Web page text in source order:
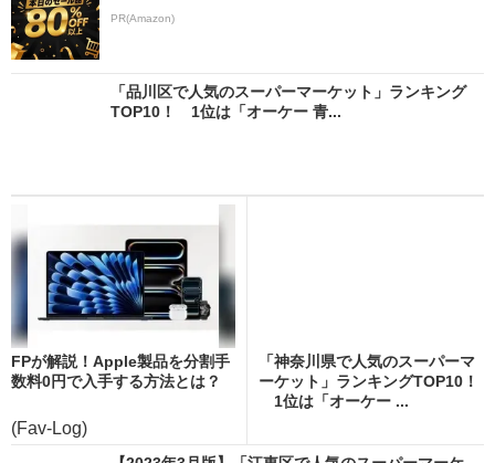
PR(Amazon)
「品川区で人気のスーパーマーケット」ランキング
TOP10！ 1位は「オーケー 青...
FPが解説！Apple製品を分割手
数料0円で入手する方法とは？
(Fav-Log)
「神奈川県で人気のスーパーマ
ーケット」ランキングTOP10！
1位は「オーケー ...